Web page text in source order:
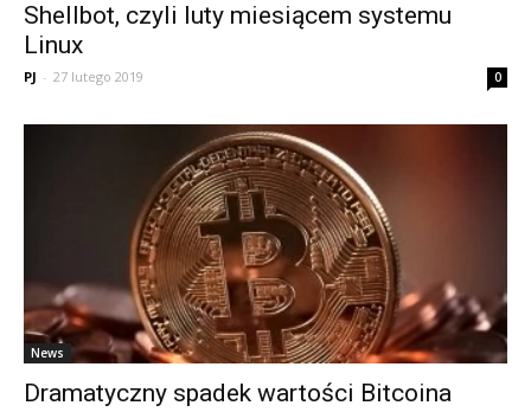
Shellbot, czyli luty miesiącem systemu
Linux
PJ - 27 lutego 2019 0
News
Dramatyczny spadek wartości Bitcoina